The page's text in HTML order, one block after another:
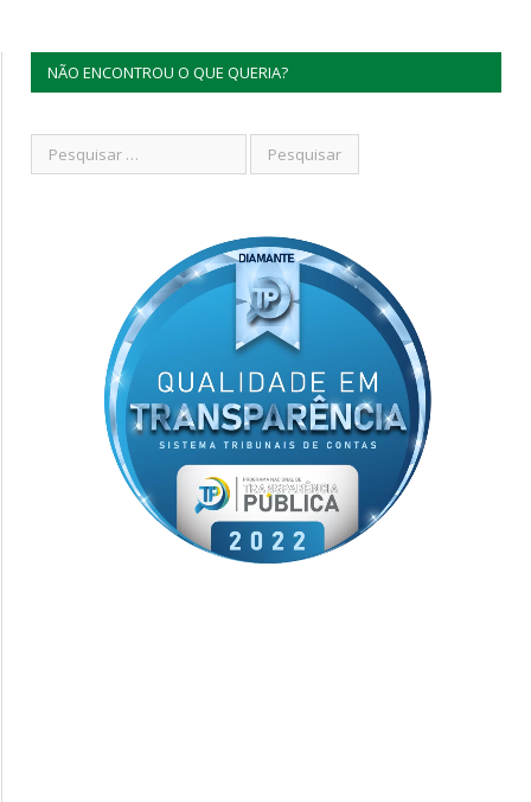
NÃO ENCONTROU O QUE QUERIA?